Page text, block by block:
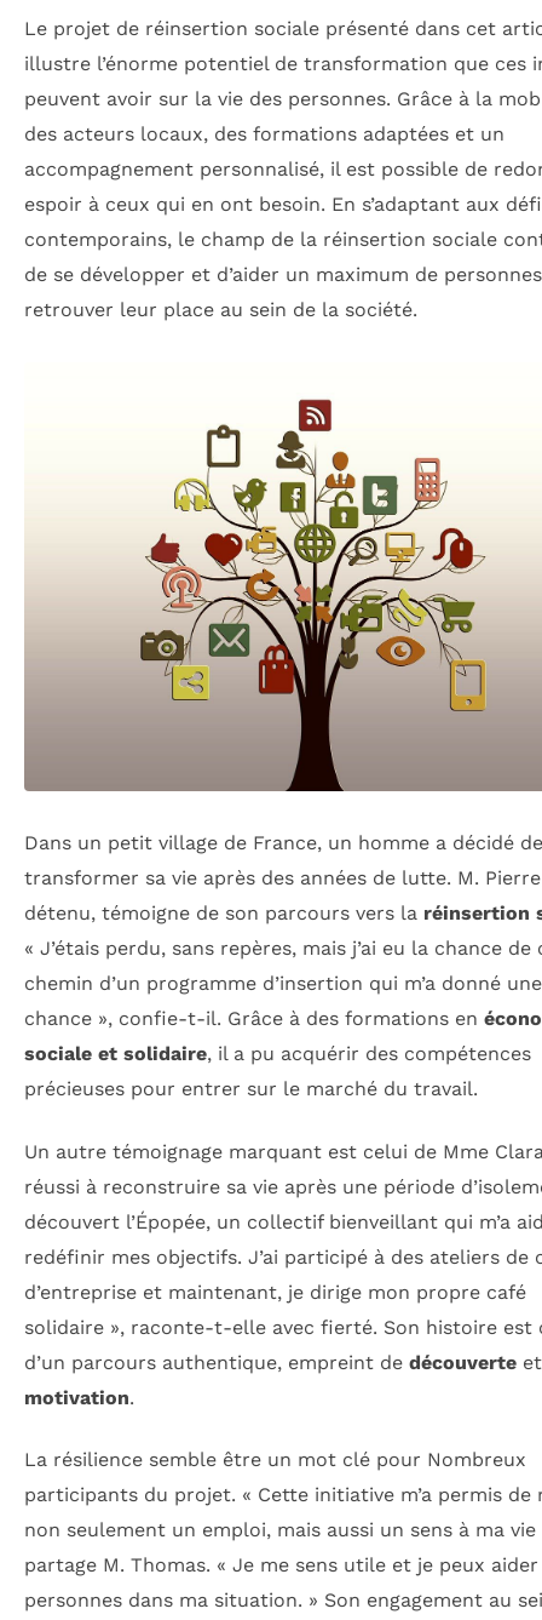
Le projet de réinsertion sociale présenté dans cet
illustre l’énorme potentiel de transformation que ces
peuvent avoir sur la vie des personnes. Grâce à la
des acteurs locaux, des formations adaptées et un
accompagnement personnalisé, il est possible de
espoir à ceux qui en ont besoin. En s’adaptant aux
contemporains, le champ de la réinsertion sociale
de se développer et d’aider un maximum de
retrouver leur place au sein de la société.
Dans un petit village de France, un homme a décidé de
transformer sa vie après des années de lutte. M.
détenu, témoigne de son parcours vers la réinsertion
« J’étais perdu, sans repères, mais j’ai eu la chance
chemin d’un programme d’insertion qui m’a donné
chance », confie-t-il. Grâce à des formations en
sociale et solidaire, il a pu acquérir des compétences
précieuses pour entrer sur le marché du travail.
Un autre témoignage marquant est celui de Mme
réussi à reconstruire sa vie après une période
découvert l’Épopée, un collectif bienveillant qui m’a
redéfinir mes objectifs. J’ai participé à des ateliers de
d’entreprise et maintenant, je dirige mon propre café
solidaire », raconte-t-elle avec fierté. Son histoire est
d’un parcours authentique, empreint de découverte
motivation.
La résilience semble être un mot clé pour Nombreux
participants du projet. « Cette initiative m’a permis de
non seulement un emploi, mais aussi un sens à ma vie
partage M. Thomas. « Je me sens utile et je peux aider
personnes dans ma situation. » Son engagement au